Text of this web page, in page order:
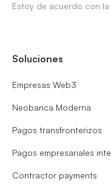
Estoy de acuerdo con la
Soluciones
Empresas Web3
Neobanca Moderna
Pagos transfronterizos
Pagos empresariales
Contractor payments